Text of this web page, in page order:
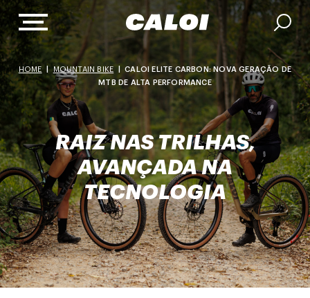
HOME | MOUNTAIN BIKE |CALOI ELITE CARBON: NOVA GERAÇÃO DE
MTB DE ALTA PERFORMANCE
RAIZ NAS TRILHAS,
AVANÇADA NA
TECNOLOGIA